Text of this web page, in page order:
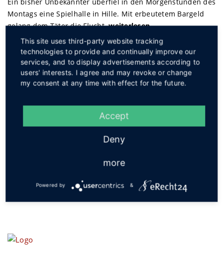
Montags eine Spielhalle in Hille. Mit erbeutetem Bargeld
gelang dem Täter die Flucht.weiterlesen
Service
This site uses third-party website tracking
technologies to provide and continually improve our
services, and to display advertisements according to
users' interests. I agree and may revoke or change
my consent at any time with effect for the future.
Accept
Deny
more
Powered by &